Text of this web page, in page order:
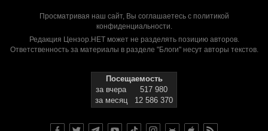
Просматривая наш сайт, Вы соглашаетесь с политикой
конфиденциальности.
Редакция Цензор.НЕТ может не разделять позицию авторов.
Ответственность за материалы в разделе "Блоги" несут авторы текстов.
Посещаемость
за вчера
517 980
за месяц
12 586 370